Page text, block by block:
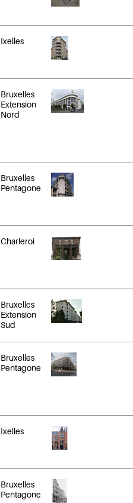
Ixelles
Bruxelles
Extension
Nord
Bruxelles
Pentagone
Charleroi
Bruxelles
Extension
Sud
Bruxelles
Pentagone
Ixelles
Bruxelles
Pentagone